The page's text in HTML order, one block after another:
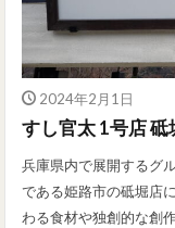
2024年2月1日
すし官太 1号店 砥
兵庫県内で展開するグ
である姫路市の砥堀店
わる食材や独創的な創